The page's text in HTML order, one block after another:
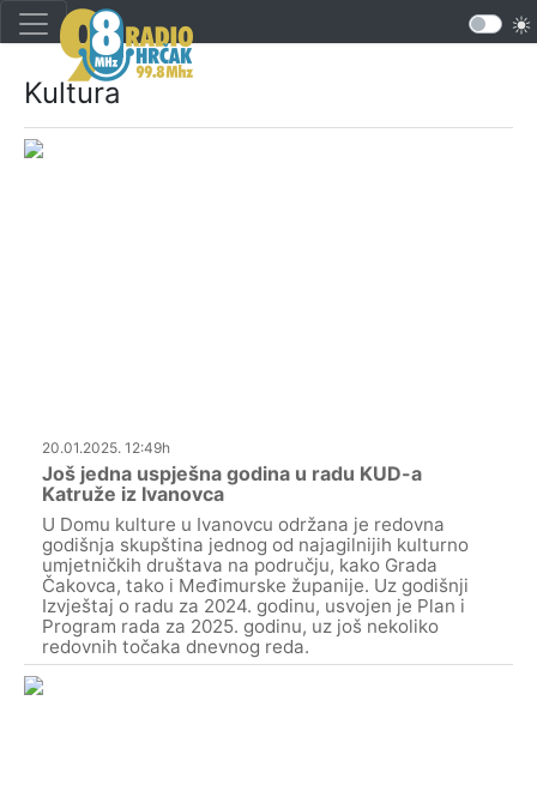
Kultura
20.01.2025. 12:49h
Još jedna uspješna godina u radu KUD-a
Katruže iz Ivanovca
U Domu kulture u Ivanovcu održana je redovna
godišnja skupština jednog od najagilnijih kulturno
umjetničkih društava na području, kako Grada
Čakovca, tako i Međimurske županije. Uz godišnji
Izvještaj o radu za 2024. godinu, usvojen je Plan i
Program rada za 2025. godinu, uz još nekoliko
redovnih točaka dnevnog reda.